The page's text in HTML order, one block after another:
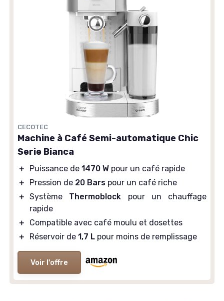
CECOTEC
Machine à Café Semi-automatique Chic
Serie Bianca
＋ Puissance de 1470 W pour un café rapide
＋
Pression de 20 Bars pour un café riche
＋ Système Thermoblock pour un chauffage
rapide
＋
Compatible avec café moulu et dosettes
＋
Réservoir de 1,7 L pour moins de remplissage
Voir l'offre